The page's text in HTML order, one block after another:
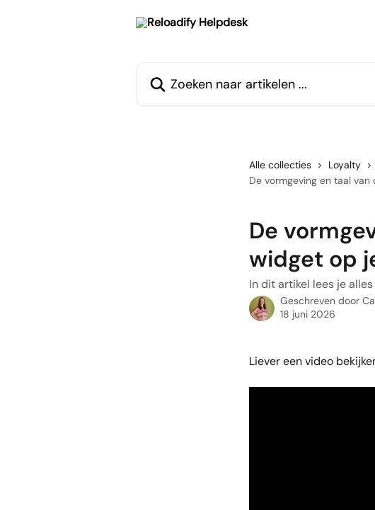
Alle collecties Loyalty
De vormgeving en taal
De
widget op
In dit artikel lees je
Geschreven door
18 juni 2026
Liever een video